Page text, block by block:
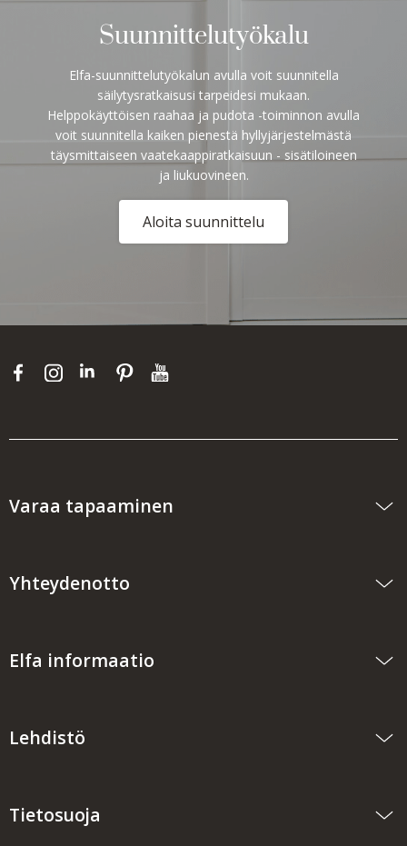
Suunnittelutyökalu
Elfa-suunnittelutyökalun avulla voit suunnitella
säilytysratkaisusi tarpeidesi mukaan.
Helppokäyttöisen raahaa ja pudota -toiminnon avulla
voit suunnitella kaiken pienestä hyllyjärjestelmästä
täysmittaiseen vaatekaappiratkaisuun - sisätiloineen
ja liukuovineen.
Aloita suunnittelu
Varaa tapaaminen
Yhteydenotto
Elfa informaatio
Lehdistö
Tietosuoja